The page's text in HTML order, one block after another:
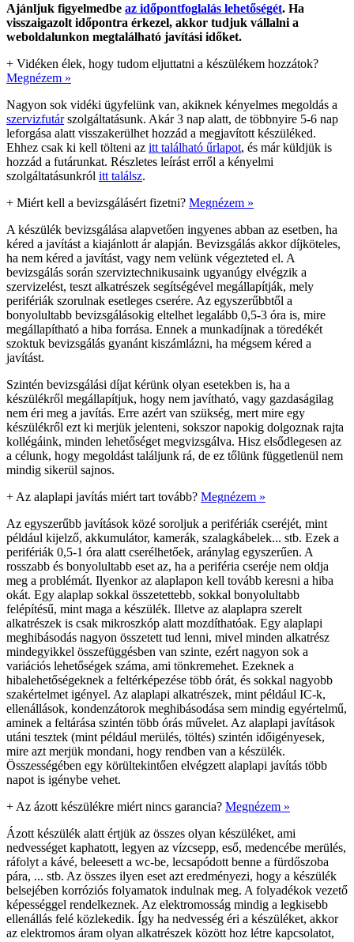
Ajánljuk figyelmedbe az időpontfoglalás lehetőségét. Ha
visszaigazolt időpontra érkezel, akkor tudjuk vállalni a
weboldalunkon megtalálható javítási időket.
+ Vidéken élek, hogy tudom eljuttatni a készülékem hozzátok?
Megnézem »
Nagyon sok vidéki ügyfelünk van, akiknek kényelmes megoldás a
szervizfutárszolgáltatásunk. Akár 3 nap alatt, de többnyire 5-6 nap
leforgása alatt visszakerülhet hozzád a megjavított készüléked.
Ehhez csak ki kell tölteni az itt található űrlapot, és már küldjük is
hozzád a futárunkat. Részletes leírást erről a kényelmi
szolgáltatásunkról itt találsz.
+ Miért kell a bevizsgálásért fizetni? Megnézem »
A készülék bevizsgálása alapvetően ingyenes abban az esetben, ha
kéred a javítást a kiajánlott ár alapján. Bevizsgálás akkor díjköteles,
ha nem kéred a javítást, vagy nem velünk végezteted el. A
bevizsgálás során szerviztechnikusaink ugyanúgy elvégzik a
szervizelést, teszt alkatrészek segítségével megállapítják, mely
perifériák szorulnak esetleges cserére. Az egyszerűbbtől a
bonyolultabb bevizsgálásokig eltelhet legalább 0,5-3 óra is, mire
megállapítható a hiba forrása. Ennek a munkadíjnak a töredékét
szoktuk bevizsgálás gyanánt kiszámlázni, ha mégsem kéred a
javítást.
Szintén bevizsgálási díjat kérünk olyan esetekben is, ha a
készülékről megállapítjuk, hogy nem javítható, vagy gazdaságilag
nem éri meg a javítás. Erre azért van szükség, mert mire egy
készülékről ezt ki merjük jelenteni, sokszor napokig dolgoznak rajta
kollégáink, minden lehetőséget megvizsgálva. Hisz elsődlegesen az
a célunk, hogy megoldást találjunk rá, de ez tőlünk függetlenül nem
mindig sikerül sajnos.
+ Az alaplapi javítás miért tart tovább? Megnézem »
Az egyszerűbb javítások közé soroljuk a perifériák cseréjét, mint
például kijelző, akkumulátor, kamerák, szalagkábelek... stb. Ezek a
perifériák 0,5-1 óra alatt cserélhetőek, aránylag egyszerűen. A
rosszabb és bonyolultabb eset az, ha a periféria cseréje nem oldja
meg a problémát. Ilyenkor az alaplapon kell tovább keresni a hiba
okát. Egy alaplap sokkal összetettebb, sokkal bonyolultabb
felépítésű, mint maga a készülék. Illetve az alaplapra szerelt
alkatrészek is csak mikroszkóp alatt mozdíthatóak. Egy alaplapi
meghibásodás nagyon összetett tud lenni, mivel minden alkatrész
mindegyikkel összefüggésben van szinte, ezért nagyon sok a
variációs lehetőségek száma, ami tönkremehet. Ezeknek a
hibalehetőségeknek a feltérképezése több órát, és sokkal nagyobb
szakértelmet igényel. Az alaplapi alkatrészek, mint például IC-k,
ellenállások, kondenzátorok meghibásodása sem mindig egyértelmű,
aminek a feltárása szintén több órás művelet. Az alaplapi javítások
utáni tesztek (mint például merülés, töltés) szintén időigényesek,
mire azt merjük mondani, hogy rendben van a készülék.
Összességében egy körültekintően elvégzett alaplapi javítás több
napot is igénybe vehet.
+ Az ázott készülékre miért nincs garancia? Megnézem »
Ázott készülék alatt értjük az összes olyan készüléket, ami
nedvességet kaphatott, legyen az vízcsepp, eső, medencébe merülés,
ráfolyt a kávé, beleesett a wc-be, lecsapódott benne a fürdőszoba
pára, ... stb. Az összes ilyen eset azt eredményezi, hogy a készülék
belsejében korróziós folyamatok indulnak meg. A folyadékok vezető
képességgel rendelkeznek. Az elektromosság mindig a legkisebb
ellenállás felé közlekedik. Így ha nedvesség éri a készüléket, akkor
az elektromos áram olyan alkatrészek között hoz létre kapcsolatot,